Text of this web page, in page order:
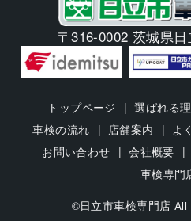
〒316-0002 茨城県
トップページ 選ばれる
車検の流れ
店舗案内 よ
お問い合わせ
会社概要
車検専門
©日立市車検専門店